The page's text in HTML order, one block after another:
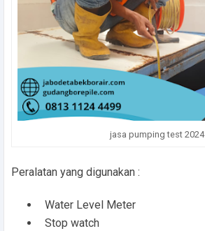
jasa pumping test 2024
Peralatan yang digunakan :
Water Level Meter
Stop watch